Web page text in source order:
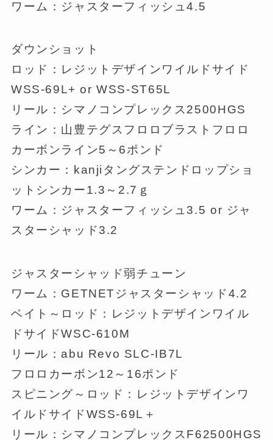
ワーム：ジャスターフィッシュ4.5
ダウンショット
ロッド：レジットデザインワイルドサイド
WSS-69L+ or WSS-ST65L
リール：シマノコンプレックス2500HGS
ライン：山豊テグスフロロブラストフロロ
カーボンライン5～6ポンド
シンカー：kanjiタングステンドロップショ
ットシンカー1.3～2.7ｇ
ワーム：ジャスターフィッシュ3.5 or ジャ
スターシャッド3.2
ジャスターシャッド弱チューン
ワーム：GETNETジャスターシャッド4.2
ベイト～ロッド：レジットデザインワイル
ドサイドWSC-610M
リール：abu Revo SLC-IB7L
フロロカーボン12～16ポンド
スピニング～ロッド：レジットデザインワ
イルドサイドWSS-69L＋
リール：シマノコンプレックスF62500HGS